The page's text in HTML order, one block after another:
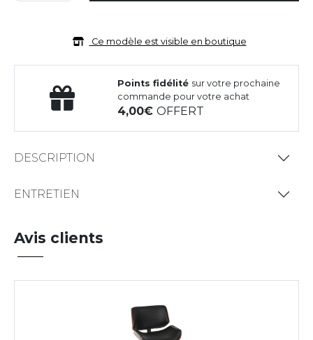
Ce modèle est visible en boutique
Points fidélité sur votre prochaine
commande pour votre achat
4,00OFFERT
DESCRIPTION
ENTRETIEN
Avis clients